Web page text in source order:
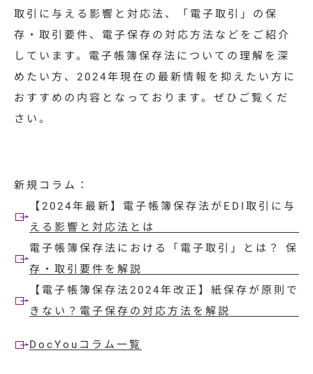
お問い合わせ
資料ダウンロード
お役立ち情報
資料ダウンロード
セミナー情報
よくあるご質問
お知らせ・イベント情報
取引に与える影響と対応法、「電子取引」の保
存・取引要件、電子保存の対応方法などをご紹介
しています。電子帳簿保存法についての理解を深
めたい方、2024年現在の最新情報を抑えたい方に
おすすめの内容となっております。 ぜひご覧くだ
さい。
新規コラム：
【2024年最新】電子帳簿保存法がEDI取引に与
える影響と対応法とは
電子帳簿保存法における「電子取引」とは？ 保
存・取引要件を解説
【電子帳簿保存法2024年改正】紙保存が原則で
きない？電子保存の対応方法を解説
DocYouコラム一覧